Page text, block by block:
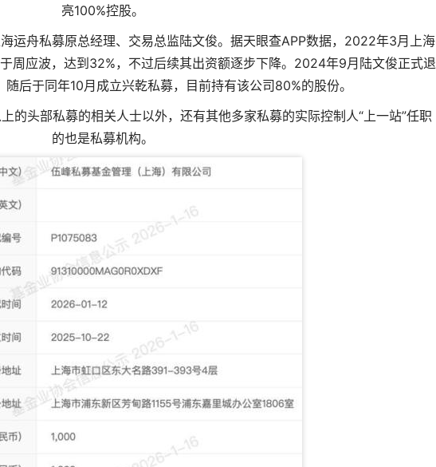
亮100%控股。
运舟私募原总经理、交易总监陆文俊。据天眼查APP数据，2022年3月上海
周应波，达到32%，不过后续其出资额逐步下降。2024年9月陆文俊正式退
后于同年10月成立兴乾私募，目前持有该公司80%的股份。
的头部私募的相关人士以外，还有其他多家私募的实际控制人“上一站”任职
的也是私募机构。